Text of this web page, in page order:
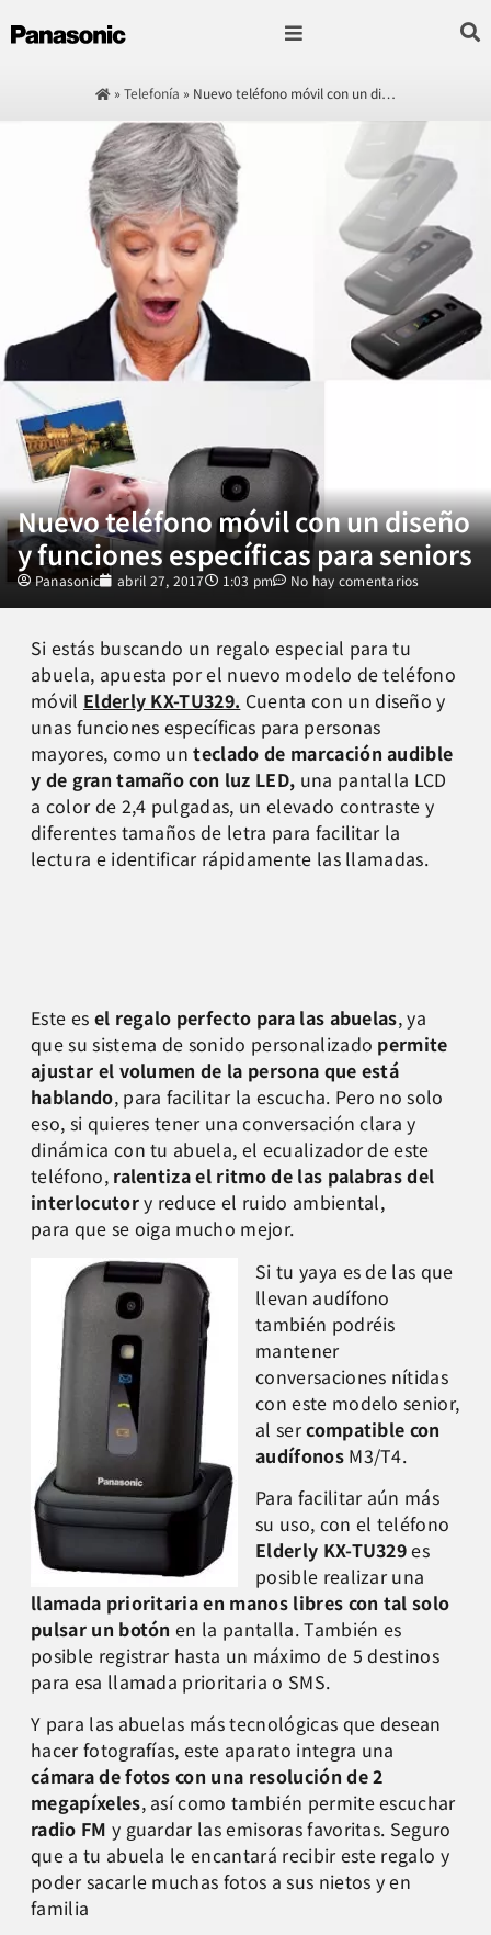
»Telefonía » Nuevo teléfono móvil con un di…
Nuevo teléfono móvil con un diseño
y funciones específicas para seniors
Panasonic abril 27, 2017 1:03 pm No hay comentarios
Si estás buscando un regalo especial para tu
abuela, apuesta por el nuevo modelo de teléfono
móvil Elderly KX-TU329. Cuenta con un diseño y
unas funciones específicas para personas
mayores, como unteclado de marcación audible
y de gran tamaño con luz LED, una pantalla LCD
a color de 2,4 pulgadas, un elevado contraste y
diferentes tamaños de letra para facilitar la
lectura e identificar rápidamente las llamadas.
Este es el regalo perfecto para las abuelas, ya
que su sistema de sonido personalizado permite
ajustar el volumen de la persona que está
hablando, para facilitar la escucha. Pero no solo
eso, si quieres tener una conversación clara y
dinámica con tu abuela, el ecualizador de este
teléfono, ralentiza el ritmo de las palabras del
interlocutory reduce el ruido ambiental,
para que se oiga mucho mejor.
Si tu yaya es de las que
llevan audífono
también podréis
mantener
conversaciones nítidas
con este modelo senior,
al sercompatible con
audífonos M3/T4.
Para facilitar aún más
su uso, con el teléfono
Elderly KX-TU329es
posible realizar una
llamada prioritaria en manos libres con tal solo
pulsar un botónen la pantalla. También es
posible registrar hasta un máximo de 5 destinos
para esa llamada prioritaria o SMS.
Y para las abuelas más tecnológicas que desean
hacer fotografías, este aparato integra una
cámara de fotos con una resolución de 2
megapíxeles, así como también permite escuchar
radio FM y guardar las emisoras favoritas. Seguro
que a tu abuela le encantará recibir este regalo y
poder sacarle muchas fotos a sus nietos y en
familia